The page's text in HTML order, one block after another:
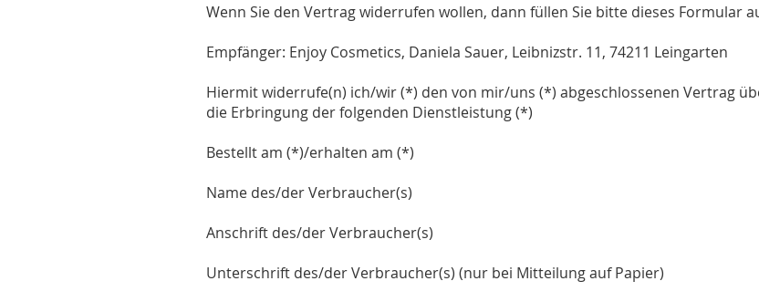
Wenn Sie den Vertrag widerrufen wollen, dann füllen Sie bitte dieses Formular
Empfänger: Enjoy Cosmetics, Daniela Sauer, Leibnizstr. 11, 74211 Leingarten
Hiermit widerrufe(n) ich/wir (*) den von mir/uns (*) abgeschlossenen Vertrag
die Erbringung der folgenden Dienstleistung (*)
Bestellt am (*)/erhalten am (*)
Name des/der Verbraucher(s)
Anschrift des/der Verbraucher(s)
Unterschrift des/der Verbraucher(s) (nur bei Mitteilung auf Papier)